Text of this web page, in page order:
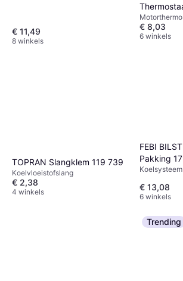
€ 11,49
8 winkels
€ 8,03
6 winkels
TOPRAN Slangklem 119 739
Koelvloeistofslang
€ 2,38
4 winkels
FEBI
Pakking
Koelsysteem
€ 13,08
6 winkels
Trending